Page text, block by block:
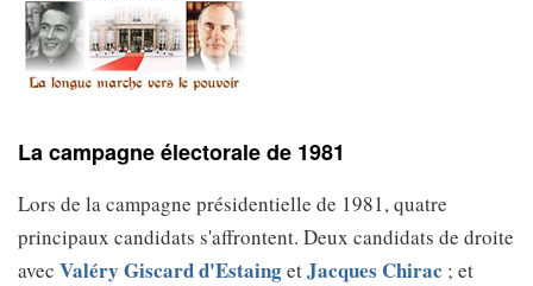
La campagne électorale de 1981
Lors de la campagne présidentielle de 1981, quatre
principaux candidats s'affrontent. Deux candidats de droite
avec Valéry Giscard d'EstaingetJacques Chirac ; et